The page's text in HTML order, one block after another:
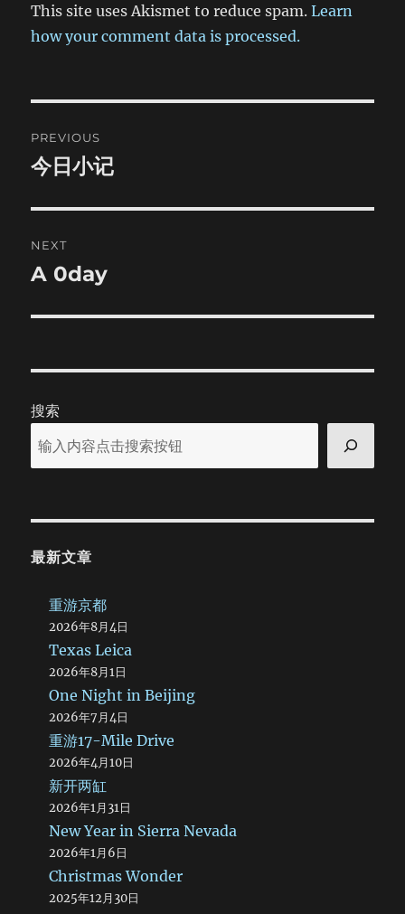
This site uses Akismet to reduce spam.Learn
how your comment data is processed.
navigation
PREVIOUS
Previous
今日小记
NEXT
Next
A 0day
搜索
最新文章
重游京都
2026年8月4日
Texas Leica
2026年8月1日
One Night in Beijing
2026年7月4日
重游17-Mile Drive
2026年4月10日
新开两缸
2026年1月31日
New Year in Sierra Nevada
2026年1月6日
Christmas Wonder
2025年12月30日